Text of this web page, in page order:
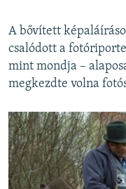
A bővített
csalódott a
mint mondja –
megkezdte volna